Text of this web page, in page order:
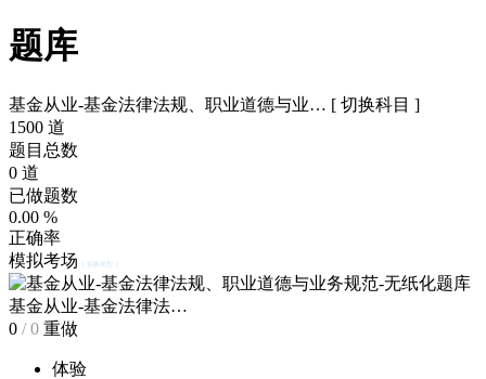
题库
基金从业-基金法律法规、职业道德与业… [ 切换科目 ]
1500 道
题目总数
0 道
已做题数
0.00 %
正确率
模拟考场
[ 切换类型 ]
基金从业-基金法律法…
0 /0 重做
体验